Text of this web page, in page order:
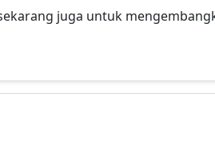
juga untuk